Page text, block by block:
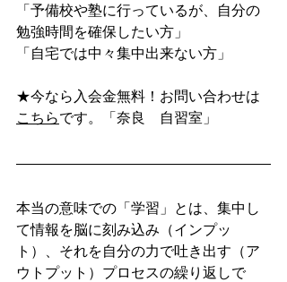
「予備校や塾に行っているが、自分の
勉強時間を確保したい方」
「自宅では中々集中出来ない方」
★今なら入会金無料！お問い合わせは
こちらです。「奈良　自習室」
本当の意味での「学習」とは、集中し
て情報を脳に刻み込み（インプッ
ト）、それを自分の力で吐き出す（ア
ウトプット）プロセスの繰り返しで